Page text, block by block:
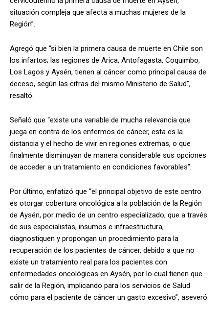
situación compleja que afecta a muchas mujeres de la
Región”.
Agregó que “si bien la primera causa de muerte en Chile son
los infartos; las regiones de Arica, Antofagasta, Coquimbo,
Los Lagos y Aysén, tienen al cáncer como principal causa de
deceso, según las cifras del mismo Ministerio de Salud”,
resaltó.
Señaló que “existe una variable de mucha relevancia que
juega en contra de los enfermos de cáncer, esta es la
distancia y el hecho de vivir en regiones extremas, o que
finalmente disminuyan de manera considerable sus opciones
de acceder a un tratamiento en condiciones favorables”.
Por último, enfatizó que “el principal objetivo de este centro
es otorgar cobertura oncológica a la población de la Región
de Aysén, por medio de un centro especializado, que a través
de sus especialistas, insumos e infraestructura,
diagnostiquen y propongan un procedimiento para la
recuperación de los pacientes de cáncer, debido a que no
existe un tratamiento real para los pacientes con
enfermedades oncológicas en Aysén, por lo cual tienen que
salir de la Región, implicando para los servicios de Salud
cómo para el paciente de cáncer un gasto excesivo”, aseveró.